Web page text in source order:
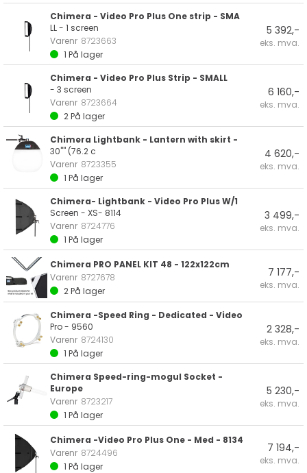
Chimera - Video Pro Plus One strip - SMA
LL - 1 screen
Varenr 8723663
1 På lager
5 392,-
eks. mva.
Chimera - Video Pro Plus Strip - SMALL
- 3 screen
Varenr 8723664
2På lager
6 160,-
eks. mva.
Chimera Lightbank - Lantern with skirt -
30"" (76.2 c
Varenr 8723355
1 På lager
4 620,-
eks. mva.
Chimera- Lightbank - Video Pro Plus W/1
Screen - XS- 8114
Varenr 8724776
1 På lager
3 499,-
eks. mva.
Chimera PRO PANEL KIT 48 - 122x122cm
Varenr 8727678
2På lager
7 177,-
eks. mva.
Chimera -Speed Ring - Dedicated - Video
Pro - 9560
Varenr 8724130
1 På lager
2 328,-
eks. mva.
Chimera Speed-ring-mogul Socket -
Europe
Varenr 8723217
1 På lager
5 230,-
eks. mva.
Chimera -Video Pro Plus One - Med - 8134
Varenr 8724496
1 På lager
7 194,-
eks. mva.